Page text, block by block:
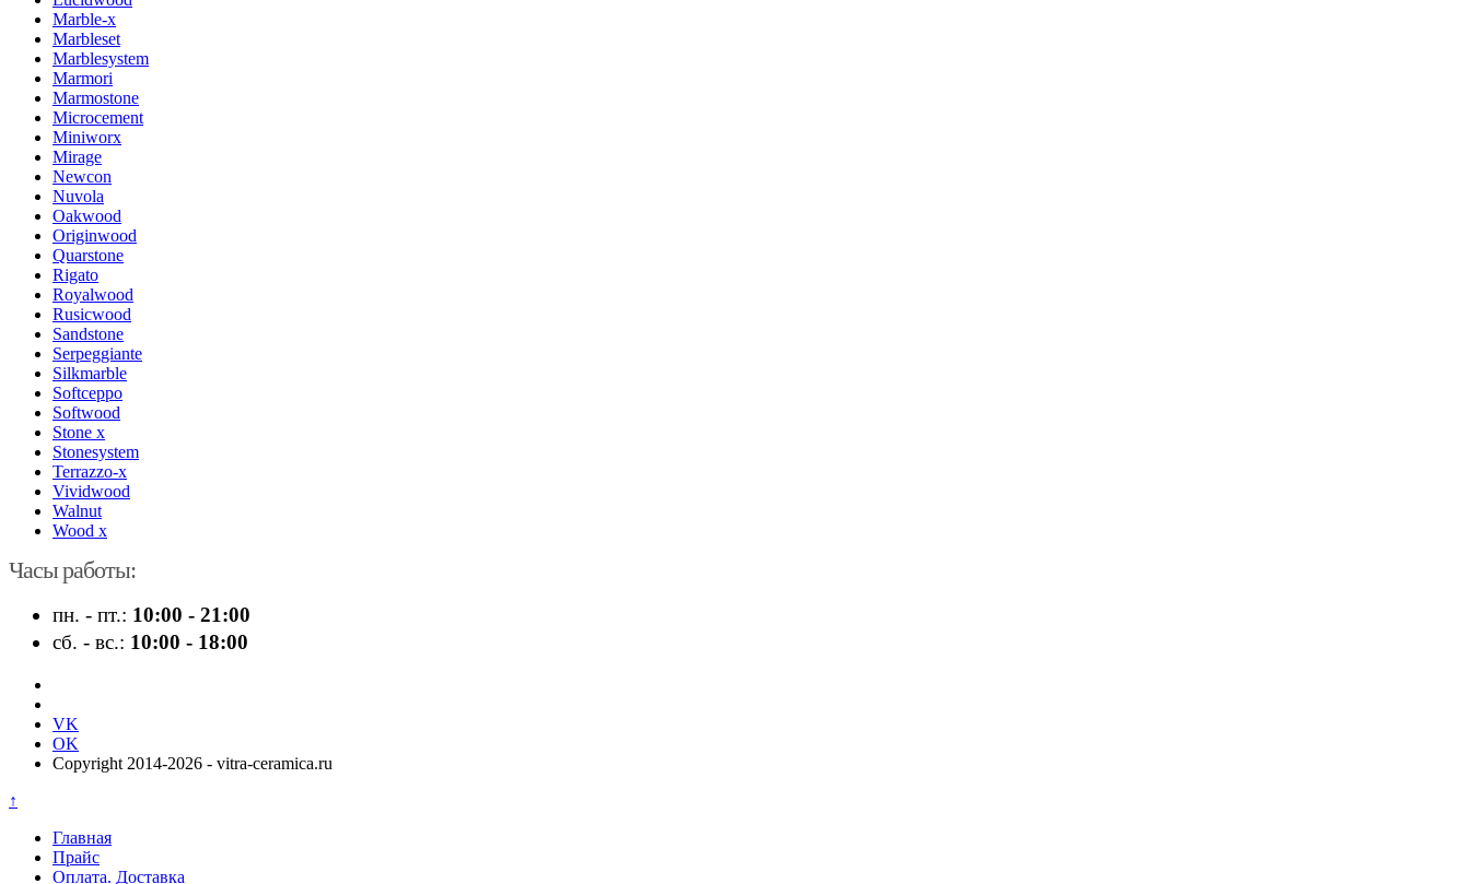
Marble-x
Marbleset
Marblesystem
Marmori
Marmostone
Microcement
Miniworx
Mirage
Newcon
Nuvola
Oakwood
Originwood
Quarstone
Rigato
Royalwood
Rusicwood
Sandstone
Serpeggiante
Silkmarble
Softceppo
Softwood
Stone x
Stonesystem
Terrazzo-x
Vividwood
Walnut
Wood x
Часы работы:
пн. - пт.: 10:00 - 21:00
сб. - вс.: 10:00 - 18:00
VK
OK
Copyright 2014-2026 - vitra-ceramica.ru
↑
Главная
Прайс
Оплата. Доставка